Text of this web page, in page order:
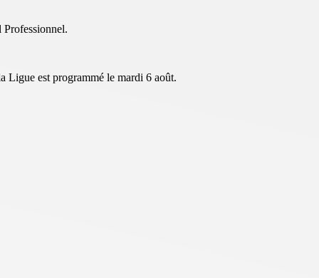
Ligue est programmé le mardi 6 août.